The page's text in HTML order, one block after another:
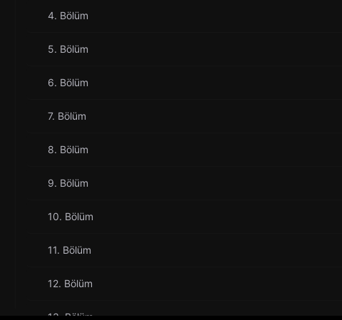
4. Bölüm
5. Bölüm
6. Bölüm
7. Bölüm
8. Bölüm
9. Bölüm
10. Bölüm
11. Bölüm
12. Bölüm
13. Bölüm